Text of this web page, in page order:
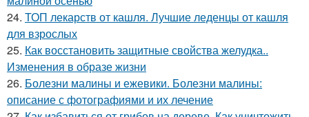
24. ТОП лекарств от кашля. Лучшие леденцы от кашля
для взрослых
25. Как восстановить защитные свойства желудка..
Изменения в образе жизни
26. Болезни малины и ежевики. Болезни малины:
описание с фотографиями и их лечение